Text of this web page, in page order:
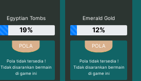
Egyptian Tombs
19%
Pola tidak tersedia !
Tidak disarankan bermain
di game ini
Emerald Gold
12%
Pola tidak tersedia !
Tidak disarankan bermain
di game ini